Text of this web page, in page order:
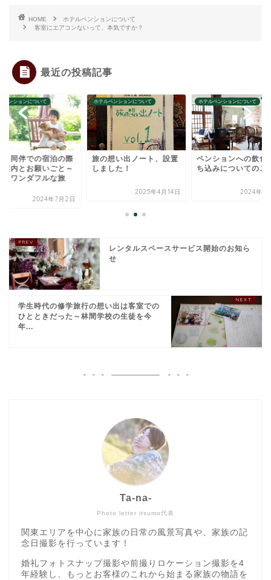
HOME
ホテルペンションについて
客室にエアコンないって、本気ですか？
最近の投稿記事
ペンションについて
想い出ノート、設置
した！
ホテルペンションについて
ペンションへの飲食物持
ち込みについてのご案内
2024年1月18日
ホテルペンションについて
ペット同伴での宿泊
のご案内とお願いご
レンタルスペースサービス開始のお知ら
せ
学生時代の修学旅行の想い出は客室での
ひとときだった～林間学校の生徒を今
年...
Photo letter itsumo代表
Ta-na-
関東エリアを中心に家族の日常の風景写真や、家族の記
念日撮影を行っています！
婚礼フォトスナップ撮影や前撮りロケーション撮影を4
年経験し、もっとお客様のこれから始まる家族の物語を